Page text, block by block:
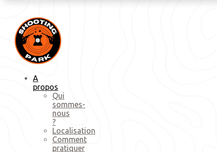
A
propos
Qui
sommes-
nous
?
Localisation
Comment
pratiquer